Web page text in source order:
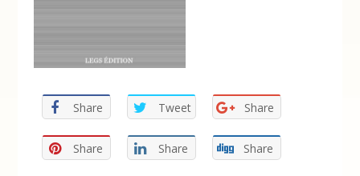
Share Tweet Share
Share Share Share